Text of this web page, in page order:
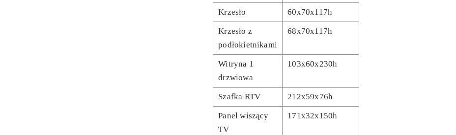
Krzesło 60x70x117h
Krzesło z
podłokietnikami
68x70x117h
Witryna 1
drzwiowa
103x60x230h
Szafka RTV 212x59x76h
Panel wiszący
TV
171x32x150h